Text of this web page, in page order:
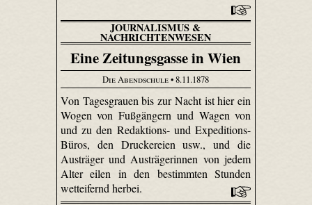
JOURNALISMUS &
NACHRICHTENWESEN
Eine Zeitungsgasse in Wien
Die Abendschule• 8.11.1878
Von Tagesgrauen bis zur Nacht ist hier ein
Wogen von Fußgängern und Wagen von
und zu den Redaktions- und Expeditions-
Büros, den Druckereien usw., und die
Austräger und Austrägerinnen von jedem
Alter eilen in den bestimmten Stunden
wetteifernd herbei.